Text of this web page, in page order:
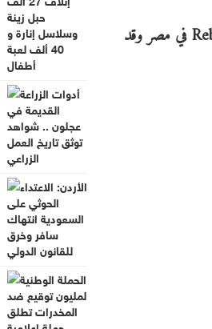
من الطلبة قد شاركوا في المسابقة الوطنية في عمان وقد حصلوا على المركز الثالث كما شاركوا بالمسابقة العالمية Rebofest في مصر وقد